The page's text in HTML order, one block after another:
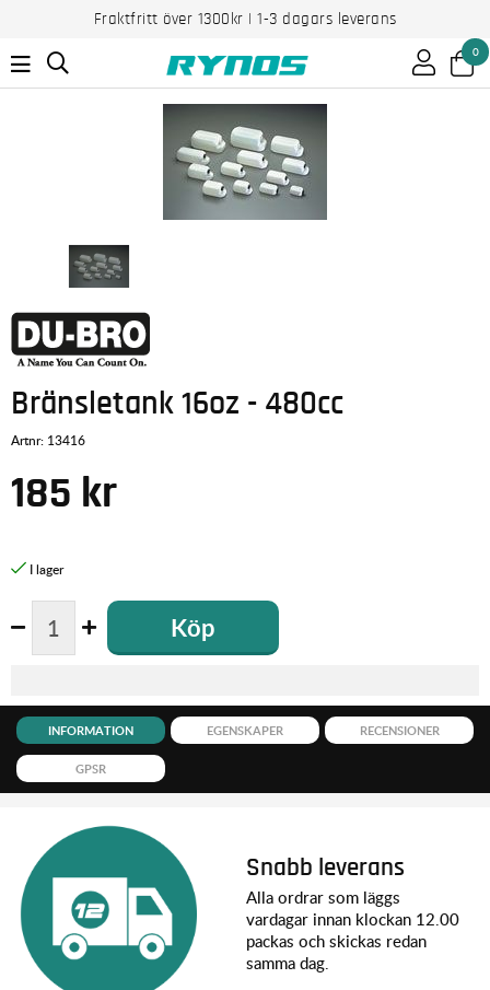
Fraktfritt över 1300kr | 1-3 dagars leverans
0
Bränsletank 16oz - 480cc
Artnr: 13416
185 kr
Köp
INFORMATION EGENSKAPER RECENSIONER
GPSR
Snabb leverans
Alla ordrar som läggs
vardagar innan klockan 12.00
packas och skickas redan
samma dag.